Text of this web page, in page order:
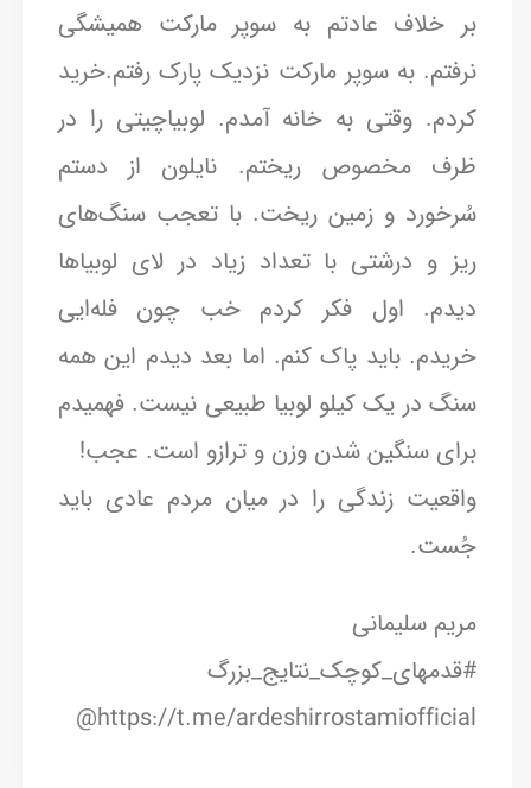
بر خلاف عادتم به سوپر مارکت همیشگی
نرفتم. به سوپر مارکت نزدیک پارک رفتم.خرید
کردم. وقتی به خانه آمدم. لوبیاچیتی را در
ظرف مخصوص ریختم. نایلون از دستم
سُرخورد و زمین ریخت. با تعجب سنگ‌های
ریز و درشتی با تعداد زیاد در لای لوبیا‌ها
دیدم. اول فکر کردم خب چون فله‌ایی
خریدم. باید پاک کنم. اما بعد دیدم این همه
سنگ در یک کیلو لوبیا طبیعی نیست. فهمیدم
برای سنگین شدن وزن و ترازو است. عجب!
واقعیت زندگی را در میان مردم عادی باید
جُست.
مریم سلیمانی
#قدمهای_کوچک_نتایج_بزرگ
https://t.me/ardeshirrostamiofficial@